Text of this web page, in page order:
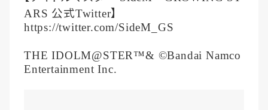
ARS 公式Twitter】
https://twitter.com/SideM_GS
THE IDOLM@STER™& ©Bandai Namco
Entertainment Inc.